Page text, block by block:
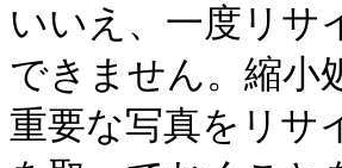
いいえ、一度リサ
できません。縮小
重要な写真をリサ